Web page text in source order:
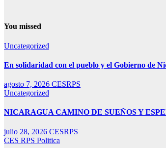
You missed
Uncategorized
En solidaridad con el pueblo y el Gobierno de
agosto 7, 2026 CESRPS
Uncategorized
NICARAGUA CAMINO DE SUEÑOS Y
julio 28, 2026 CESRPS
CES RPS Politica